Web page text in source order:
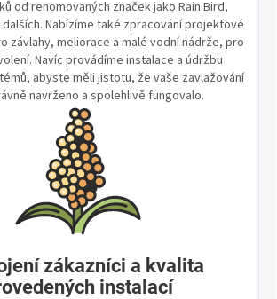
od renomovaných značek jako Rain Bird,
dalších. Nabízíme také zpracování projektové
závlahy, meliorace a malé vodní nádrže, pro
Navíc provádíme instalace a údržbu
abyste měli jistotu, že vaše zavlažování
navrženo a spolehlivě fungovalo.
zákazníci a kvalita
instalací